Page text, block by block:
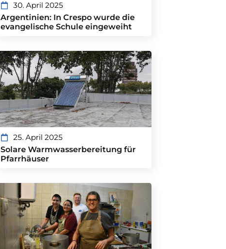
30. April 2025
Argentinien: In Crespo wurde die
evangelische Schule eingeweiht
25. April 2025
Solare Warmwasserbereitung für
Pfarrhäuser